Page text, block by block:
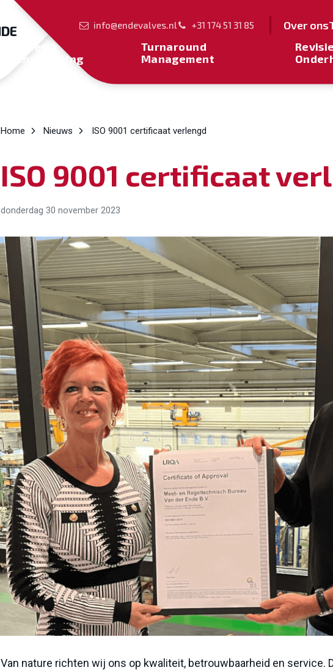
info@endevalves.nl +31 174 51 31 85 Over ons
Sales &
Engineering
Turnaround
Management
Home Nieuws ISO 9001 certificaat verlengd
ISO 9001 certificaat
donderdag 30 november 2023
Van nature richten wij ons op kwaliteit, betrouwbaarheid en service.